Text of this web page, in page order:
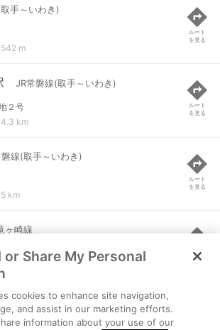
手～いわき)
m
ルート
を見る
JR常磐線(取手～いわき)
２号
4.3 km
ルート
を見る
磐線(取手～いわき)
km
ルート
を見る
ヶ崎線
km
ルート
を見る
手～いわき)
or Share My Personal
cookies to enhance site navigation,
and assist in our marketing efforts.
information about your use of our